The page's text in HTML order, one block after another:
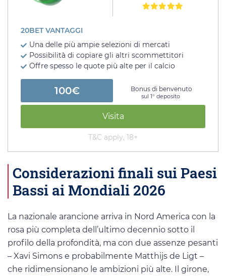
20BET VANTAGGI
Una delle più ampie selezioni di mercati
Possibilità di copiare gli altri scommettitori
Offre spesso le quote più alte per il calcio
100€ Bonus di benvenuto
sul 1° deposito
Visita
T&C apply, 18+
Considerazioni finali sui Paesi
Bassi ai Mondiali 2026
La nazionale arancione arriva in Nord America con la
rosa più completa dell’ultimo decennio sotto il
profilo della profondità, ma con due assenze pesanti
– Xavi Simons e probabilmente Matthijs de Ligt –
che ridimensionano le ambizioni più alte. Il girone,